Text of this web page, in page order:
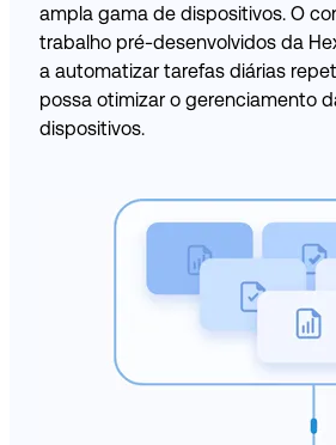
ampla gama de dispositivos. O
trabalho pré-desenvolvidos da
a automatizar tarefas diárias
possa otimizar o gerenciamento
dispositivos.